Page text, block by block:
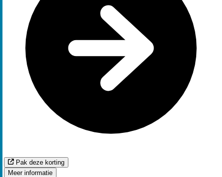
Pak deze korting
Meer informatie